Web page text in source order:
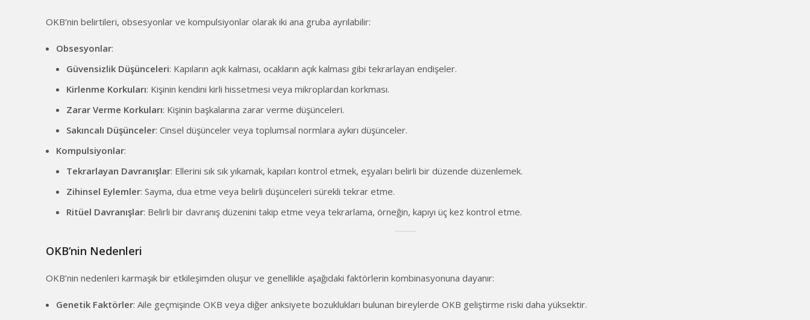
OKB’nin belirtileri, obsesyonlar ve kompulsiyonlar olarak iki ana gruba ayrılabilir:
Obsesyonlar:
Güvensizlik Düşünceleri: Kapıların açık kalması, ocakların açık kalması gibi tekrarlayan endişeler.
Kirlenme Korkuları: Kişinin kendini kirli hissetmesi veya mikroplardan korkması.
Zarar Verme Korkuları: Kişinin başkalarına zarar verme düşünceleri.
Sakıncalı Düşünceler: Cinsel düşünceler veya toplumsal normlara aykırı düşünceler.
Kompulsiyonlar:
Tekrarlayan Davranışlar: Ellerini sık sık yıkamak, kapıları kontrol etmek, eşyaları belirli bir düzende düzenlemek.
Zihinsel Eylemler: Sayma, dua etme veya belirli düşünceleri sürekli tekrar etme.
Ritüel Davranışlar: Belirli bir davranış düzenini takip etme veya tekrarlama, örneğin, kapıyı üç kez kontrol etme.
OKB’nin Nedenleri
OKB’nin nedenleri karmaşık bir etkileşimden oluşur ve genellikle aşağıdaki faktörlerin kombinasyonuna dayanır:
Genetik Faktörler: Aile geçmişinde OKB veya diğer anksiyete bozuklukları bulunan bireylerde OKB geliştirme riski daha yüksektir.